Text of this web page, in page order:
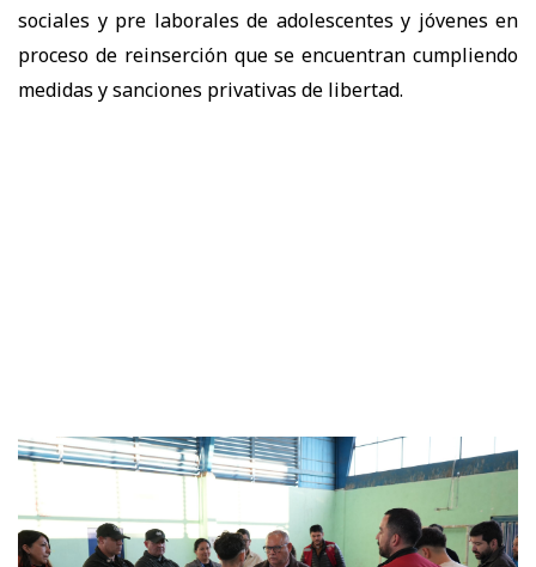
sociales y pre laborales de adolescentes y jóvenes en
proceso de reinserción que se encuentran cumpliendo
medidas y sanciones privativas de libertad.